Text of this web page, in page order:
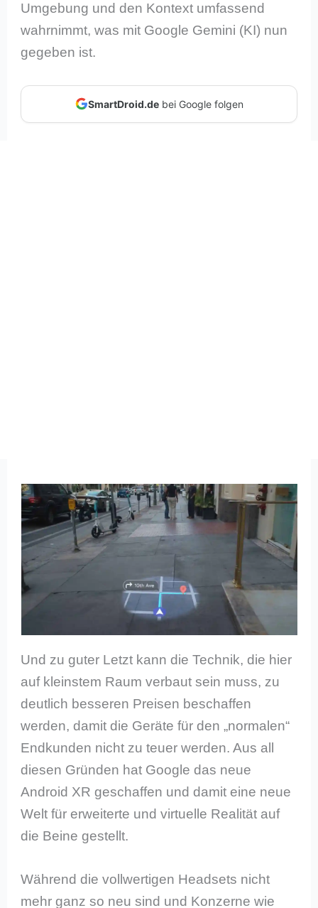
Umgebung und den Kontext umfassend
wahrnimmt, was mit Google Gemini (KI) nun
gegeben ist.
SmartDroid.debei Google folgen
Und zu guter Letzt kann die Technik, die hier
auf kleinstem Raum verbaut sein muss, zu
deutlich besseren Preisen beschaffen
werden, damit die Geräte für den „normalen“
Endkunden nicht zu teuer werden. Aus all
diesen Gründen hat Google das neue
Android XR geschaffen und damit eine neue
Welt für erweiterte und virtuelle Realität auf
die Beine gestellt.
Während die vollwertigen Headsets nicht
mehr ganz so neu sind und Konzerne wie